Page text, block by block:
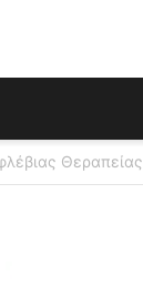
Θεραπείας